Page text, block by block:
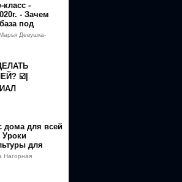
класс -
- Зачем
под
Девушка-
☑️|
дома для всей
для
взрослых
Нагорная